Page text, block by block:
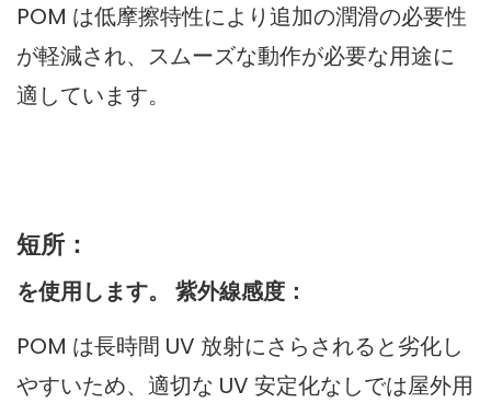
POM は低摩擦特性により追加の潤滑の必要性
が軽減され、スムーズな動作が必要な用途に
適しています。
短所：
を使用します。 紫外線感度：
POM は長時間 UV 放射にさらされると劣化し
やすいため、適切な UV 安定化なしでは屋外用